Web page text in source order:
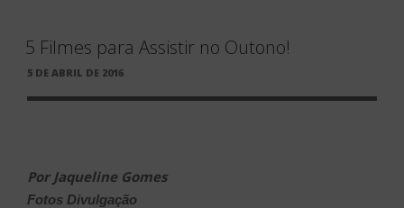
5 Filmes para Assistir no Outono!
PUBLICADO
5 DE ABRIL DE 2016
Por Jaqueline Gomes
Fotos Divulgação